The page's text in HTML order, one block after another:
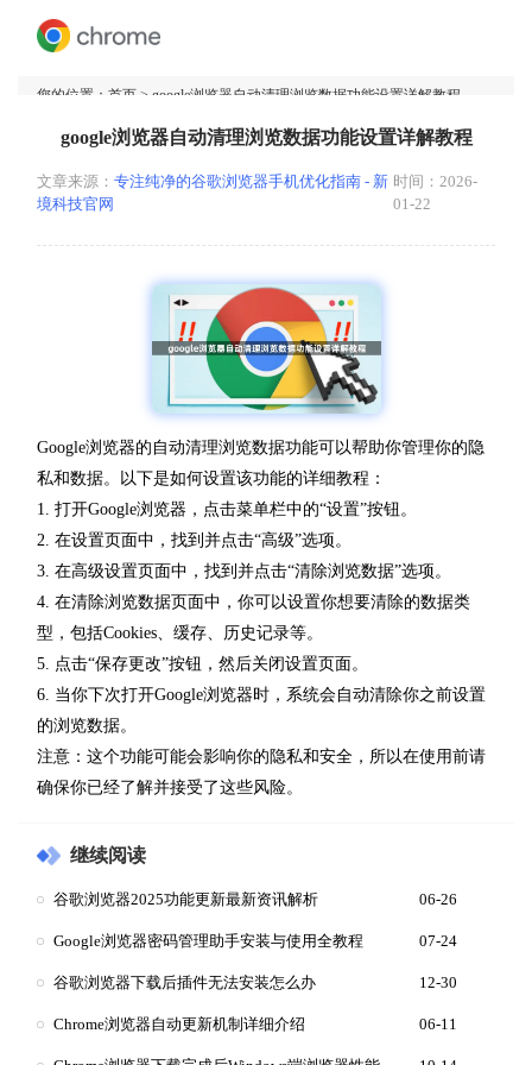
您的位置： 首页 > google浏览器自动清理浏览数据功能设置详解教程
google浏览器自动清理浏览数据功能设置详解教程
文章来源： 专注纯净的谷歌浏览器手机优化指南 - 新
境科技官网
时间：2026-
01-22
Google浏览器的自动清理浏览数据功能可以帮助你管理你的隐
私和数据。以下是如何设置该功能的详细教程：
1. 打开Google浏览器，点击菜单栏中的“设置”按钮。
2. 在设置页面中，找到并点击“高级”选项。
3. 在高级设置页面中，找到并点击“清除浏览数据”选项。
4. 在清除浏览数据页面中，你可以设置你想要清除的数据类
型，包括Cookies、缓存、历史记录等。
5. 点击“保存更改”按钮，然后关闭设置页面。
6. 当你下次打开Google浏览器时，系统会自动清除你之前设置
的浏览数据。
注意：这个功能可能会影响你的隐私和安全，所以在使用前请
确保你已经了解并接受了这些风险。
继续阅读
谷歌浏览器2025功能更新最新资讯解析 06-26
Google浏览器密码管理助手安装与使用全教程 07-24
谷歌浏览器下载后插件无法安装怎么办 12-30
Chrome浏览器自动更新机制详细介绍 06-11